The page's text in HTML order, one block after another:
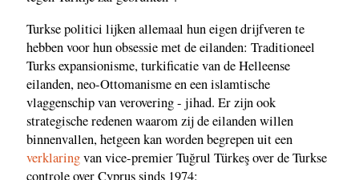
Turkse politici lijken allemaal hun eigen drijfveren te
hebben voor hun obsessie met de eilanden: Traditioneel
Turks expansionisme, turkificatie van de Helleense
eilanden, neo-Ottomanisme en een islamtische
vlaggenschip van verovering - jihad. Er zijn ook
strategische redenen waarom zij de eilanden willen
binnenvallen, hetgeen kan worden begrepen uit een
verklaringvan vice-premier Tuğrul Türkeş over de Turkse
controle over Cyprus sinds 1974: